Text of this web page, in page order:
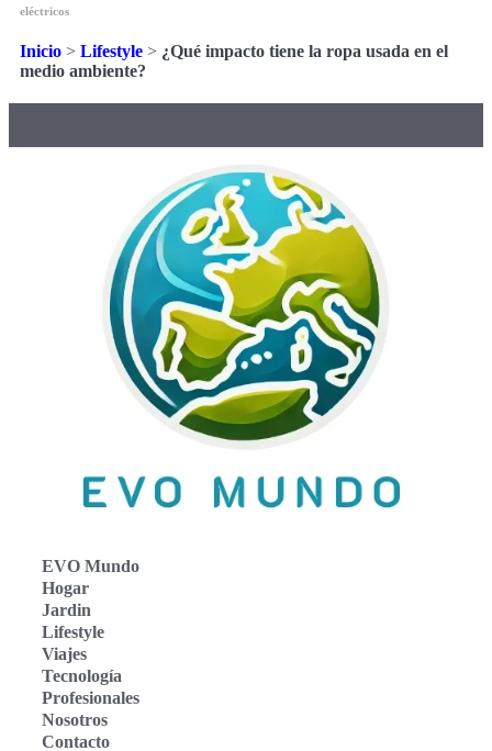
eléctricos
Inicio > Lifestyle > ¿Qué impacto tiene la ropa usada en el
medio ambiente?
EVO Mundo
Hogar
Jardin
Lifestyle
Viajes
Tecnología
Profesionales
Nosotros
Contacto